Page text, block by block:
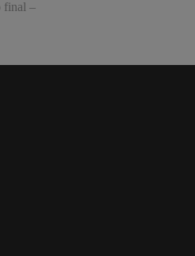
final –